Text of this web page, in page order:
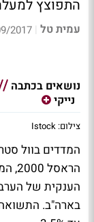
התפוצץ
עמית טל |
23:00
נושאים בכתבה
נייקי
צילום: Istock
המדדים בוול
הענקית של
בארה"ב. התשואה